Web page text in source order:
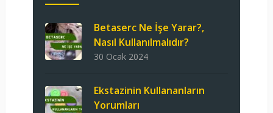
Betaserc Ne İşe Yarar?,
Nasıl Kullanılmalıdır?
30 Ocak 2024
Ekstazinin Kullananların
Yorumları